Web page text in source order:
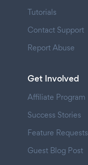
Tutorials
Contact Support
Report Abuse
Get Involved
Affiliate Program
Success Stories
Feature Requests
Guest Blog Post